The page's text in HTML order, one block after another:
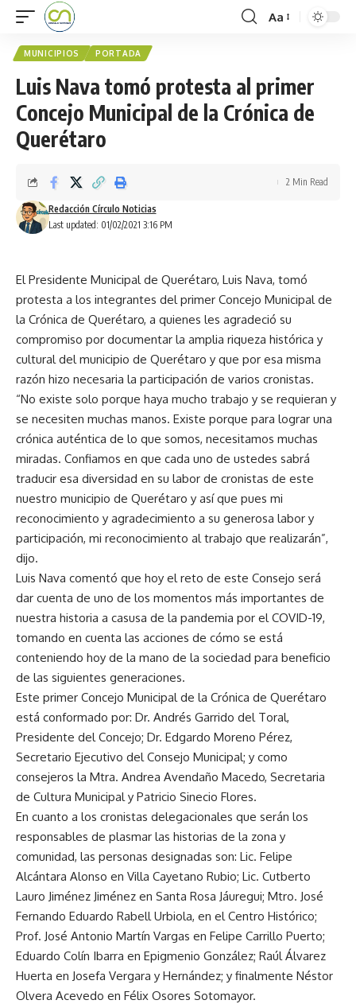
Aa
MUNICIPIOS PORTADA
Luis Nava tomó protesta al primer
Concejo Municipal de la Crónica de
Querétaro
Last updated: 01/02/2021 3:16 PM
Redacción Círculo Noticias
2 Min Read
El Presidente Municipal de Querétaro, Luis Nava, tomó
protesta a los integrantes del primer Concejo Municipal de
la Crónica de Querétaro, a quienes les agradeció su
compromiso por documentar la amplia riqueza histórica y
cultural del municipio de Querétaro y que por esa misma
razón hizo necesaria la participación de varios cronistas.
“No existe solo porque haya mucho trabajo y se requieran y
se necesiten muchas manos. Existe porque para lograr una
crónica auténtica de lo que somos, necesitamos muchas
miradas. Confiamos en que cada uno de ustedes sabrá
traducir esa diversidad en su labor de cronistas de este
nuestro municipio de Querétaro y así que pues mi
reconocimiento y agradecimiento a su generosa labor y
participación, mi reconocimiento al trabajo que realizarán”,
dijo.
Luis Nava comentó que hoy el reto de este Consejo será
dar cuenta de uno de los momentos más importantes de
nuestra historia a casusa de la pandemia por el COVID-19,
tomando en cuenta las acciones de cómo se está
conteniendo hoy de la mano de la sociedad para beneficio
de las siguientes generaciones.
Este primer Concejo Municipal de la Crónica de Querétaro
está conformado por: Dr. Andrés Garrido del Toral,
Presidente del Concejo; Dr. Edgardo Moreno Pérez,
Secretario Ejecutivo del Consejo Municipal; y como
consejeros la Mtra. Andrea Avendaño Macedo, Secretaria
de Cultura Municipal y Patricio Sinecio Flores.
En cuanto a los cronistas delegacionales que serán los
responsables de plasmar las historias de la zona y
comunidad, las personas designadas son: Lic. Felipe
Alcántara Alonso en Villa Cayetano Rubio; Lic. Cutberto
Lauro Jiménez Jiménez en Santa Rosa Jáuregui; Mtro. José
Fernando Eduardo Rabell Urbiola, en el Centro Histórico;
Prof. José Antonio Martín Vargas en Felipe Carrillo Puerto;
Eduardo Colín Ibarra en Epigmenio González; Raúl Álvarez
Huerta en Josefa Vergara y Hernández; y finalmente Néstor
Olvera Acevedo en Félix Osores Sotomayor.